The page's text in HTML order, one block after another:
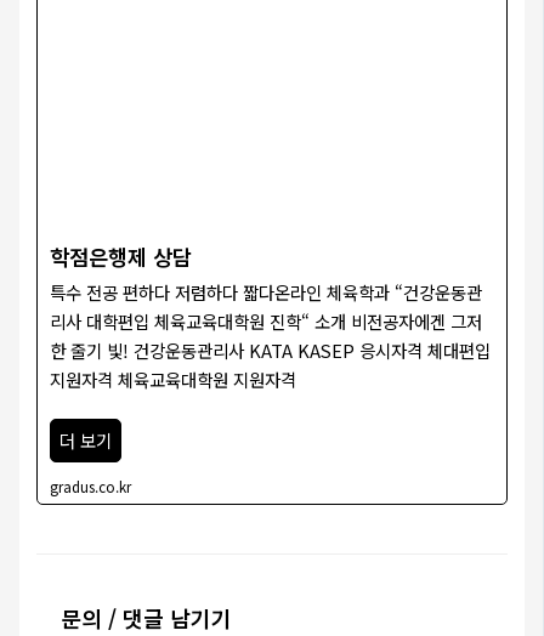
학점은행제 상담
특수 전공 편하다 저렴하다 짧다온라인 체육학과 “건강운동관
리사 대학편입 체육교육대학원 진학“ 소개 비전공자에겐 그저
한 줄기 빛! 건강운동관리사 KATA KASEP 응시자격 체대편입
지원자격 체육교육대학원 지원자격
더 보기
gradus.co.kr
문의 / 댓글 남기기